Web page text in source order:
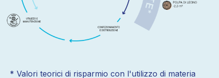
* Valori teorici di risparmio con l'utilizzo di materia